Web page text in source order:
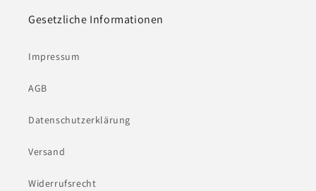
Gesetzliche Informationen
Impressum
AGB
Datenschutzerklärung
Versand
Widerrufsrecht